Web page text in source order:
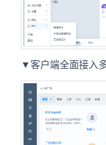
▼客户端全面接入